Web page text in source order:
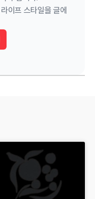
이프 스타일을 글에